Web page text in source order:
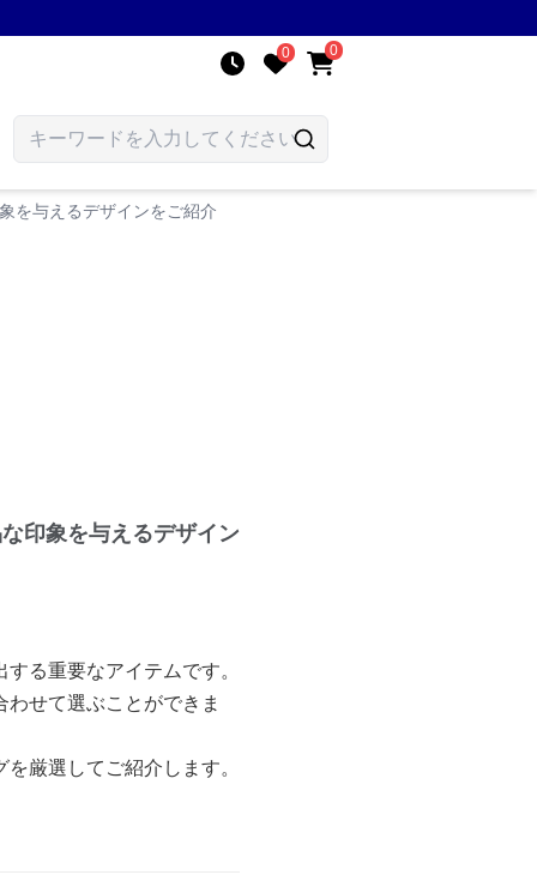
0 0
を与えるデザインをご紹介
印象を与えるデザイン
る重要なアイテムです。
せて選ぶことができま
厳選してご紹介します。